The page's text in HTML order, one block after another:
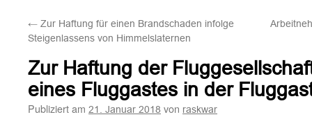
springen
← Zur Haftung für einen Brandschaden infolge
Steigenlassens von Himmelslaternen
Zur Haftung der
eines Fluggastes in der
Publiziert am 21. Januar 2018 von raskwar